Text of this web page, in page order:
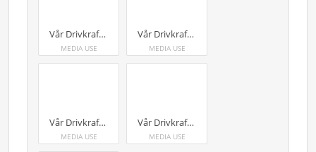
Vår Drivkraft - Interaktiv motorträff sommaren 2026. Foto: Maja Daniels
MEDIA USE
Vår Drivkraft - Interaktiv motorträff sommaren 2026. Foto: Maja Daniels
MEDIA USE
Vår Drivkraft - Interaktiv motorträff sommaren 2026. Foto: Maja Daniels
MEDIA USE
Vår Drivkraft - Interaktiv motorträff sommaren 2026. Foto: Maja Daniels
MEDIA USE